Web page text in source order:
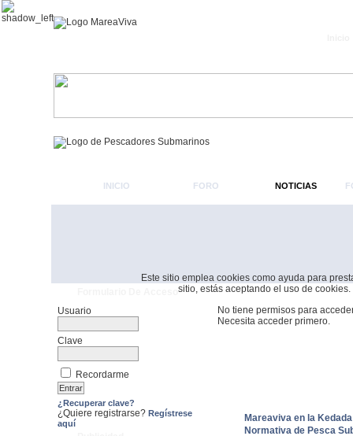
Este sitio emplea cookies como ayuda para
sitio, estás aceptando el uso de cookies.
INICIO FORO NOTICIAS
Usuario
Clave
Recordarme
¿Recuperar clave?
¿Quiere registrarse? Regístrese
aquí
No tiene permisos para
Necesita acceder primero.
Mareaviva en la
Normativa de Pesca